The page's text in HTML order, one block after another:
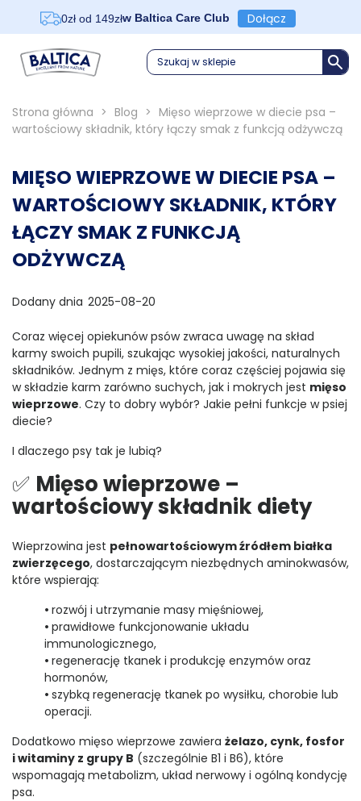
0zł od 149złw Baltica Care Club Dołącz
Szukaj w sklepie
Strona główna > Blog > Mięso wieprzowe w diecie psa –
wartościowy składnik, który łączy smak z funkcją odżywczą
MIĘSO WIEPRZOWE W DIECIE PSA –
WARTOŚCIOWY SKŁADNIK, KTÓRY
ŁĄCZY SMAK Z FUNKCJĄ
ODŻYWCZĄ
Dodany dnia 2025-08-20
Coraz więcej opiekunów psów zwraca uwagę na skład
karmy swoich pupili, szukając wysokiej jakości, naturalnych
składników. Jednym z mięs, które coraz częściej pojawia się
w składzie karm zarówno suchych, jak i mokrych jest mięso
wieprzowe. Czy to dobry wybór? Jakie pełni funkcje w psiej
diecie?
I dlaczego psy tak je lubią?
✅ Mięso wieprzowe –
wartościowy składnik diety
Wieprzowina jest pełnowartościowym źródłem białka
zwierzęcego, dostarczającym niezbędnych aminokwasów,
które wspierają:
• rozwój i utrzymanie masy mięśniowej,
• prawidłowe funkcjonowanie układu
immunologicznego,
• regenerację tkanek i produkcję enzymów oraz
hormonów,
• szybką regenerację tkanek po wysiłku, chorobie lub
operacji.
Dodatkowo mięso wieprzowe zawiera żelazo, cynk, fosfor
i witaminy z grupy B (szczególnie B1 i B6), które
wspomagają metabolizm, układ nerwowy i ogólną kondycję
psa.